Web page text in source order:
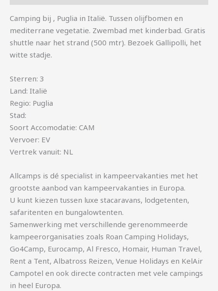
Camping bij , Puglia in Italië. Tussen olijfbomen en
mediterrane vegetatie. Zwembad met kinderbad. Gratis
shuttle naar het strand (500 mtr). Bezoek Gallipolli, het
witte stadje.
Sterren: 3
Land: Italië
Regio: Puglia
Stad:
Soort Accomodatie: CAM
Vervoer: EV
Vertrek vanuit: NL
Allcamps is dé specialist in kampeervakanties met het
grootste aanbod van kampeervakanties in Europa.
U kunt kiezen tussen luxe stacaravans, lodgetenten,
safaritenten en bungalowtenten.
Samenwerking met verschillende gerenommeerde
kampeerorganisaties zoals Roan Camping Holidays,
Go4Camp, Eurocamp, Al Fresco, Homair, Human Travel,
Rent a Tent, Albatross Reizen, Venue Holidays en KelAir
Campotel en ook directe contracten met vele campings
in heel Europa.